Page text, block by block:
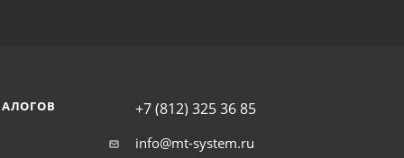
+7 (812) 325 36 85
info@mt-system.ru